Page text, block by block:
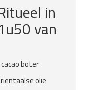
in
van
boter
olie